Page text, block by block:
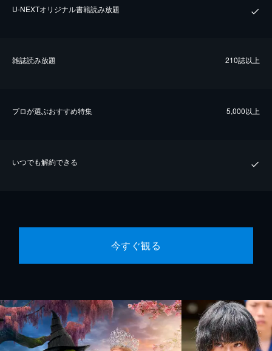
U-NEXTオリジナル書籍読み放題
雑誌読み放題 210誌以上
プロが選ぶおすすめ特集 5,000以上
いつでも解約できる
今すぐ観る